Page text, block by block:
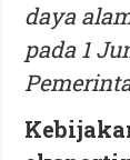
daya
pada 1